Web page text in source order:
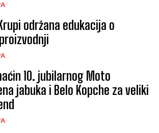
održana edukacija o
10. jubilarnog Moto
jabuka i Belo Kopche za veliki